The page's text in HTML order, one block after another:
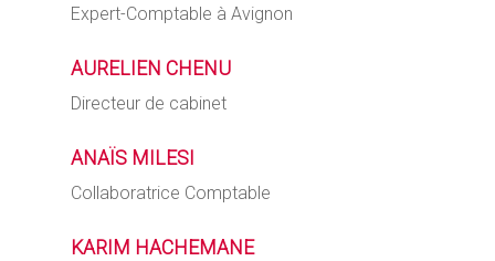
Expert-Comptable à Avignon
AURELIENCHENU
Directeur de cabinet
ANAÏS MILESI
Collaboratrice Comptable
KARIM HACHEMANE